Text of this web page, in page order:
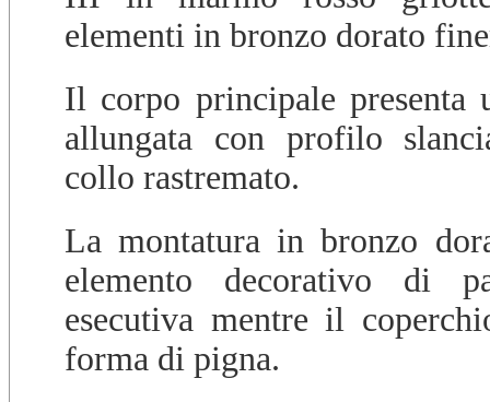
elementi in bronzo dorato
Il corpo principale presenta
allungata con profilo
collo rastremato.
La montatura in bronzo
elemento decorativo di
esecutiva mentre il
forma di pigna.